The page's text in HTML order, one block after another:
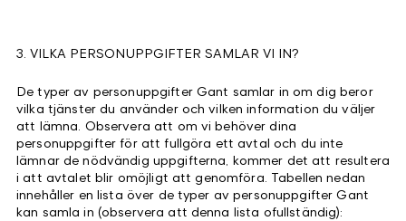
3. VILKA PERSONUPPGIFTER SAMLAR VI IN?
De typer av personuppgifter Gant samlar in om dig beror
vilka tjänster du använder och vilken information du väljer
att lämna. Observera att om vi behöver dina
personuppgifter för att fullgöra ett avtal och du inte
lämnar de nödvändig uppgifterna, kommer det att resultera
i att avtalet blir omöjligt att genomföra. Tabellen nedan
innehåller en lista över de typer av personuppgifter Gant
kan samla in (observera att denna lista ofullständig):